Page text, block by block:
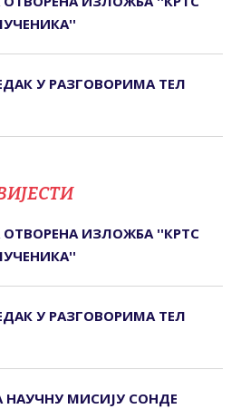
У РАЗГОВОРИМА ТЕЛ
ИЗЛОЖБА ''КРTС
У РАЗГОВОРИМА ТЕЛ
МИСИЈУ СОНДЕ